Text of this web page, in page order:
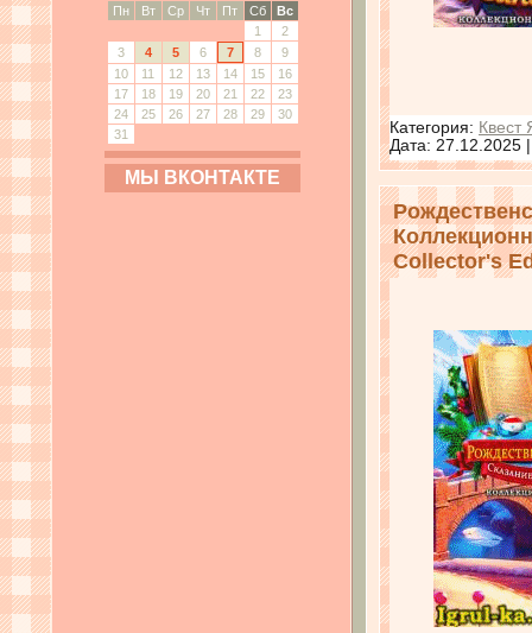
Пн
Вт Ср Чт Пт Сб
Вс
1
2
3
4 5 6 7 8
9
10
11 12 13 14 15
16
17
18 19 20 21 22
23
24
25 26 27 28 29
30
31
МЫ ВКОНТАКТЕ
Категория: Квест
Дата: 27.12.2025
Collector's